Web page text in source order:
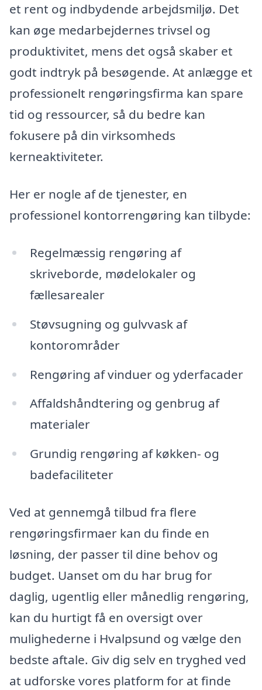
et rent og indbydende arbejdsmiljø. Det
kan øge medarbejdernes trivsel og
produktivitet, mens det også skaber et
godt indtryk på besøgende. At anlægge et
professionelt rengøringsfirma kan spare
tid og ressourcer, så du bedre kan
fokusere på din virksomheds
kerneaktiviteter.
Her er nogle af de tjenester, en
professionel kontorrengøring kan tilbyde:
Regelmæssig rengøring af
skriveborde, mødelokaler og
fællesarealer
Støvsugning og gulvvask af
kontorområder
Rengøring af vinduer og yderfacader
Affaldshåndtering og genbrug af
materialer
Grundig rengøring af køkken- og
badefaciliteter
Ved at gennemgå tilbud fra flere
rengøringsfirmaer kan du finde en
løsning, der passer til dine behov og
budget. Uanset om du har brug for
daglig, ugentlig eller månedlig rengøring,
kan du hurtigt få en oversigt over
mulighederne i Hvalpsund og vælge den
bedste aftale. Giv dig selv en tryghed ved
at udforske vores platform for at finde